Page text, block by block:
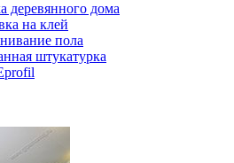
дома
на клей
пола
штукатурка